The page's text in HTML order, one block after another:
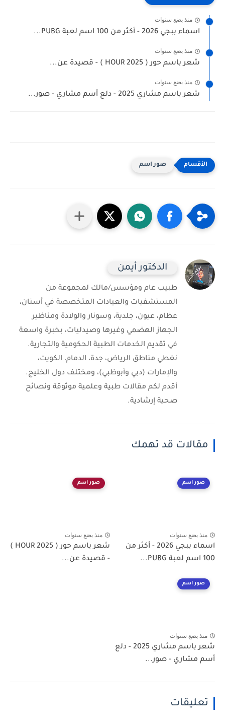
منذ بضع سنوات
اسماء ببجي 2026 - أكثر من 100 اسم لعبة PUBG...
منذ بضع سنوات
شعر باسم حور ( HOUR 2025 ) - قصيدة عن...
منذ بضع سنوات
شعر باسم مشاري 2025 - دلع أسم مشاري - صور...
صور اسم
الدكتور أيمن
طبيب عام ومؤسس/مالك لمجموعة من
المستشفيات والعيادات المتخصصة في أسنان،
عظام، عيون، جلدية، وسونار والولادة ومناظير
الجهاز الهضمي وغيرها وصيدليات، بخبرة واسعة
في تقديم الخدمات الطبية الحكومية والتجارية.
نغطي مناطق الرياض، جدة، الدمام، الكويت،
والإمارات (دبي وأبوظبي)، ومختلف دول الخليج.
أقدم لكم مقالات طبية وعلمية موثوقة ونصائح
صحية إرشادية.
مقالات قد تهمك
صور اسم
منذ بضع سنوات
اسماء ببجي 2026 - أكثر من
100 اسم لعبة PUBG...
صور اسم
منذ بضع سنوات
شعر باسم حور ( HOUR 2025 )
- قصيدة عن...
صور اسم
منذ بضع سنوات
شعر باسم مشاري 2025 - دلع
أسم مشاري - صور...
تعليقات